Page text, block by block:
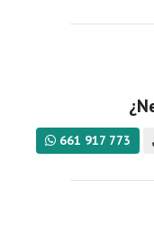
661 917 773